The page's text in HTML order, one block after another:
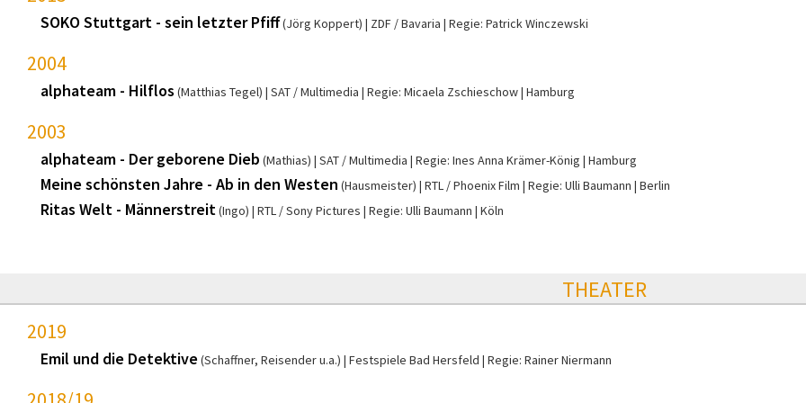
SOKO Stuttgart - sein letzter Pfiff(Jörg Koppert) ZDF / Bavaria Regie: Patrick Winczewski
2004
alphateam - Hilflos (Matthias Tegel) SAT / Multimedia Regie: Micaela Zschieschow Hamburg
2003
alphateam - Der geborene Dieb (Mathias) SAT / Multimedia Regie: Ines Anna Krämer-König Hamburg
Meine schönsten Jahre - Ab in den Westen (Hausmeister) RTL / Phoenix Film Regie: Ulli Baumann Berlin
Ritas Welt - Männerstreit(Ingo) RTL / Sony Pictures Regie: Ulli Baumann Köln
THEATER
2019
Emil und die Detektive (Schaffner, Reisender u.a.) Festspiele Bad Hersfeld Regie: Rainer Niermann